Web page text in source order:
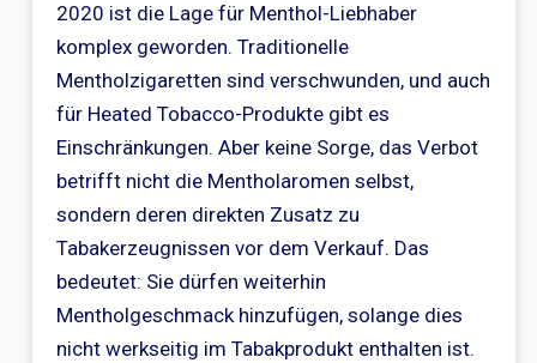
2020 ist die Lage für Menthol-Liebhaber
komplex geworden. Traditionelle
Mentholzigaretten sind verschwunden, und auch
für Heated Tobacco-Produkte gibt es
Einschränkungen. Aber keine Sorge, das Verbot
betrifft nicht die Mentholaromen selbst,
sondern deren direkten Zusatz zu
Tabakerzeugnissen vor dem Verkauf. Das
bedeutet: Sie dürfen weiterhin
Mentholgeschmack hinzufügen, solange dies
nicht werkseitig im Tabakprodukt enthalten ist.